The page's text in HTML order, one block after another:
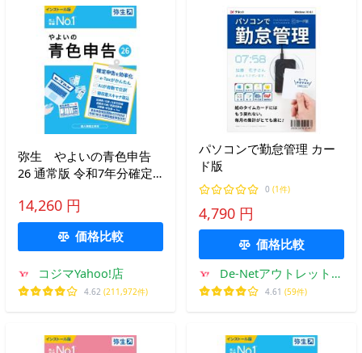
弥生 やよいの青色申告
26 通常版 令和7年分確定
14,260 円
価格比較
コジマYahoo!店
4.62 (211,972件)
パソコンで勤怠管理 カー
ド版
0 (1件)
4,790 円
価格比較
De-Netアウトレットス
トア
4.61 (59件)